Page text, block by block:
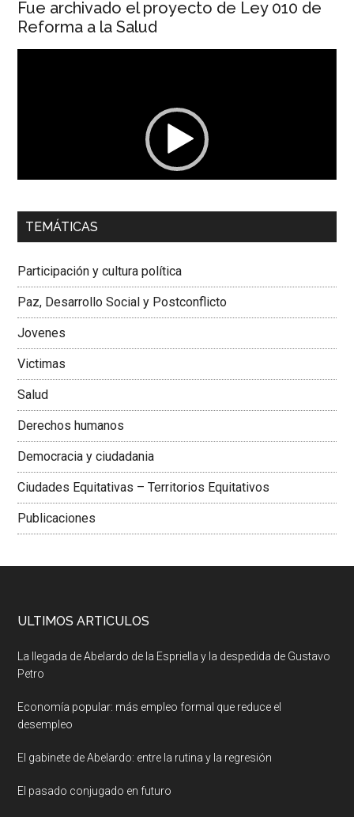
Fue archivado el proyecto de Ley 010 de
Reforma a la Salud
00:00 01:04
Dra. Carolina Corcho Mejía,Presidenta Corporación
Colombiana
TEMÁTICAS
Participación y cultura política
Paz, Desarrollo Social y Postconflicto
Jovenes
Victimas
Salud
Derechos humanos
Democracia y ciudadania
Ciudades Equitativas – Territorios Equitativos
Publicaciones
ULTIMOS ARTICULOS
La llegada de Abelardo de la Espriella y la despedida de Gustavo
Petro
Economía popular: más empleo formal que reduce el
desempleo
El gabinete de Abelardo: entre la rutina y la regresión
El pasado conjugado en futuro